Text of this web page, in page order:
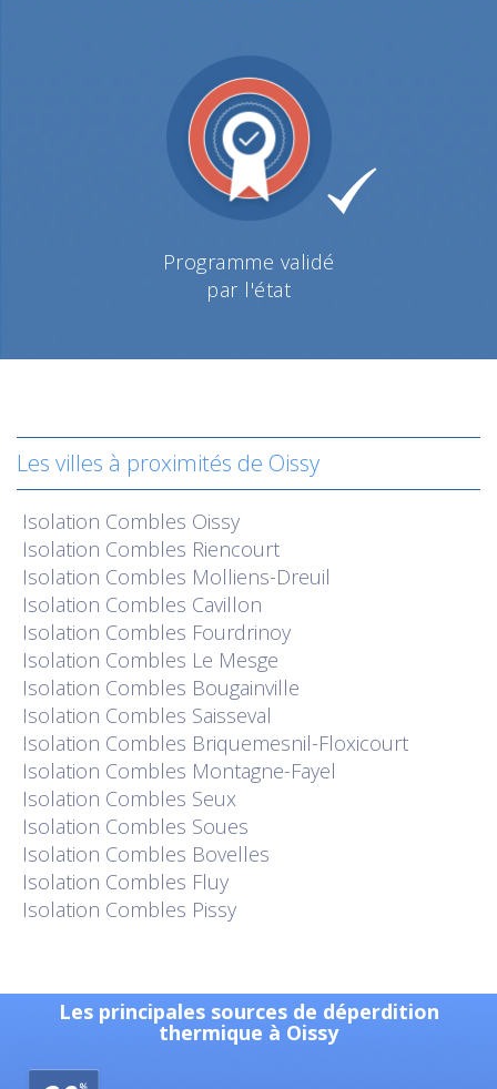
Programme validé
par l'état
Les villes à proximités de Oissy
Isolation Combles Oissy
Isolation Combles Riencourt
Isolation Combles Molliens-Dreuil
Isolation Combles Cavillon
Isolation Combles Fourdrinoy
Isolation Combles Le Mesge
Isolation Combles Bougainville
Isolation Combles Saisseval
Isolation Combles Briquemesnil-Floxicourt
Isolation Combles Montagne-Fayel
Isolation Combles Seux
Isolation Combles Soues
Isolation Combles Bovelles
Isolation Combles Fluy
Isolation Combles Pissy
Les principales sources de déperdition
thermique à Oissy